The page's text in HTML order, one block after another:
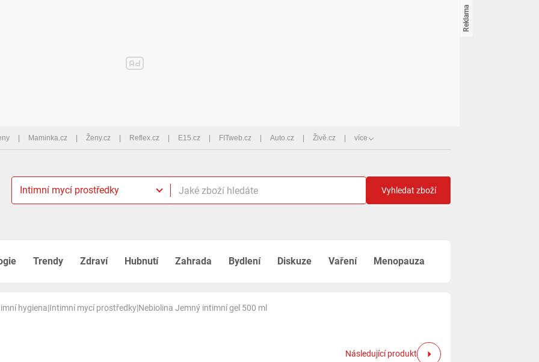
Maminka.cz Ženy.cz Reflex.cz E15.cz FITweb.cz Auto.cz Živě.cz více
Intimní mycí prostředky Vyhledat zboží
Trendy Zdraví Hubnutí Zahrada Bydlení Diskuze Vaření Menopauza
hygiena|Intimní mycí prostředky|Nebiolina Jemný intimní gel 500 ml
Následující produkt